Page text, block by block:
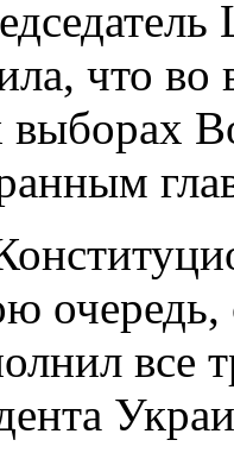
что во
выборах
все